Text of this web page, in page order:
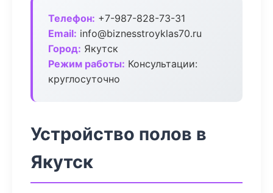
Телефон: +7-987-828-73-31
Email: info@biznesstroyklas70.ru
Город: Якутск
Режим работы: Консультации:
круглосуточно
Устройство полов в
Якутск